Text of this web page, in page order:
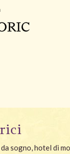
sogno, hotel di